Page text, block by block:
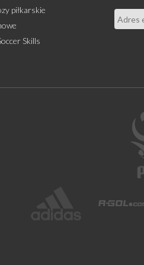
piłkarskie
Skills